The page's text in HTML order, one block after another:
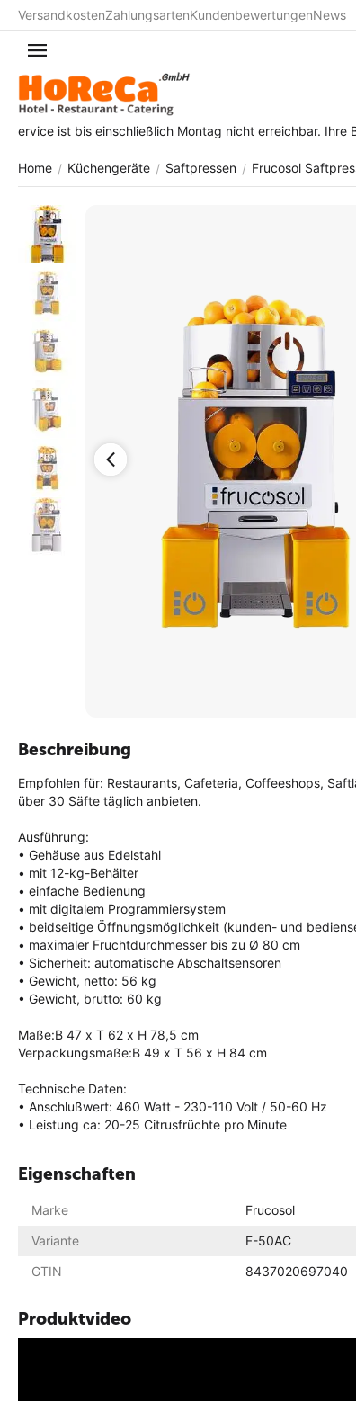
VersandkostenZahlungsartenKundenbewertungenNews
bis einschließlich Montag nicht erreichbar. Ihre
Home / Küchengeräte / Saftpressen / Frucosol
Beschreibung
Empfohlen für: Restaurants, Cafeteria, Coffeeshops,
über 30 Säfte täglich anbieten.
Ausführung:
• Gehäuse aus Edelstahl
• mit 12-kg-Behälter
• einfache Bedienung
• mit digitalem Programmiersystem
• beidseitige Öffnungsmöglichkeit (kunden- und
• maximaler Fruchtdurchmesser bis zu Ø 80 cm
• Sicherheit: automatische Abschaltsensoren
• Gewicht, netto: 56 kg
• Gewicht, brutto: 60 kg
Maße:B 47 x T 62 x H 78,5 cm
Verpackungsmaße:B 49 x T 56 x H 84 cm
Technische Daten:
• Anschlußwert: 460 Watt - 230-110 Volt / 50-60 Hz
• Leistung ca: 20-25 Citrusfrüchte pro Minute
Eigenschaften
Marke
Frucosol
Variante
F-50AC
GTIN
8437020697040
Produktvideo